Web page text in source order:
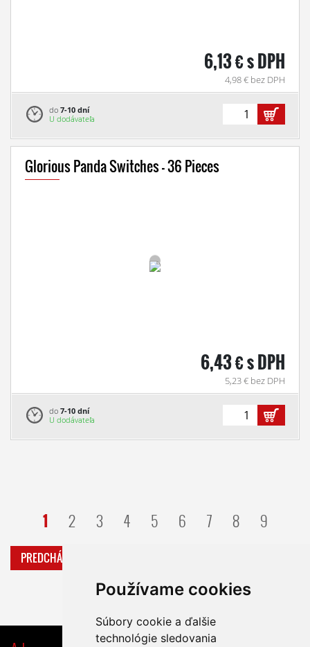
Používame cookies
Súbory cookie a ďalšie
technológie sledovania
6,13 € s DPH
4,98 € bez DPH
do 7-10 dní
U dodávateľa
Glorious Panda Switches - 36 Pieces
6,43 € s DPH
5,23 € bez DPH
do 7-10 dní
U dodávateľa
PREDCHÁDZAJÚCA
1 2 3 4 5 6 7 8 9